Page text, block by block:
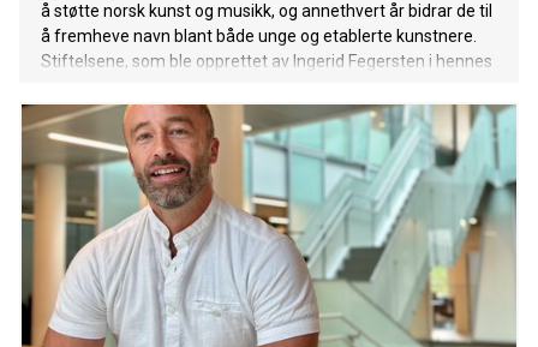
å støtte norsk kunst og musikk, og annethvert år bidrar de til
å fremheve navn blant både unge og etablerte kunstnere.
Stiftelsene, som ble opprettet av Ingerid Fegersten i hennes
støttet norske billedkunstnere, komponister og utøvende
musikere med stipendordninger. I 2024 mottok
kunstnerstiftelsen hele 549 søknader, hvor 25
billedkunstnere tildeles til sammen 3,1 millioner kroner.
Musikerstiftelsen deler samtidig ut til sammen 2,6 millioner
kroner til 8 komponister og 15 utøvende musikere. Årets
Fegerstens musikkpris, på 250 000 kroner, tildeles Bodil
Maroni Jensen.